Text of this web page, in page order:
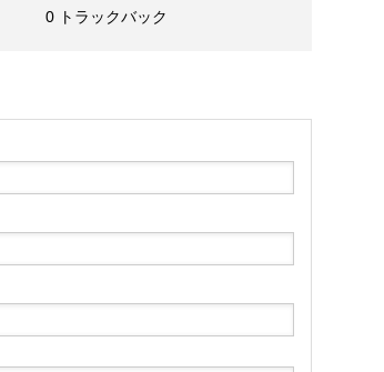
0 トラックバック